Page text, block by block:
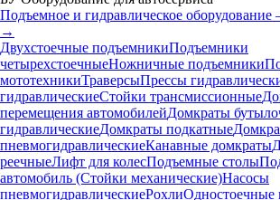
Подъемное и гидравлическое оборудование
→
Двухстоечные подъемникиПодъемники
четырехстоечныеНожничные подъемники
мототехникиТраверсыПрессы
гидравлическиеСтойки трансмиссионные
перемещения автомобилейДомкраты
гидравлическиеДомкраты подкатные
пневмогидравлическиеКанавные домкраты
реечныеЛифт для колесПодъемные столы
автомобиль (Стойки механические)Насосы
пневмогидравлическиеРохлиОдностоечные